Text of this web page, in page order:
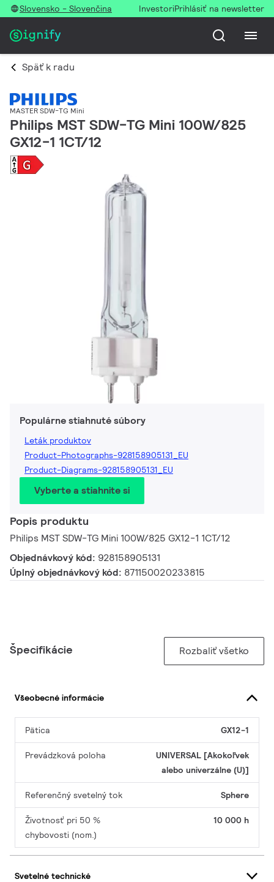
Slovensko - Slovenčina InvestoriPrihlásiť na newsletter
Späť k radu
MASTER SDW-TG Mini
Philips MST SDW-TG Mini 100W/825
GX12-1 1CT/12
Populárne stiahnuté súbory
Leták produktov
Product-Photographs-928158905131_EU
Product-Diagrams-928158905131_EU
Vyberte a stiahnite si
Popis produktu
Philips MST SDW-TG Mini 100W/825 GX12-1 1CT/12
Objednávkový kód: 928158905131
Úplný objednávkový kód: 871150020233815
Špecifikácie Rozbaliť všetko
Všeobecné informácie
Pätica GX12-1
Prevádzková poloha
UNIVERSAL [Akokoľvek
alebo univerzálne (U)]
Referenčný svetelný tok Sphere
Životnosť pri 50 %
chybovosti (nom.)
10 000 h
Svetelné technické